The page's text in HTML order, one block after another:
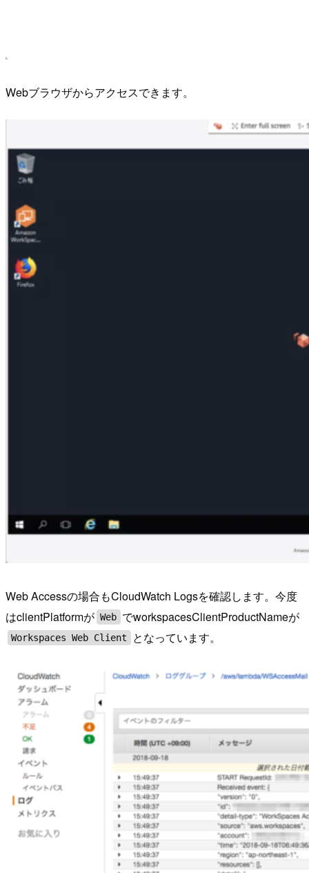
Webブラウザからアクセスできます。
Web Accessの場合もCloudWatch Logsを確認します。今度
はclientPlatformが Web でworkspacesClientProductNameが
Workspaces Web Client となっています。